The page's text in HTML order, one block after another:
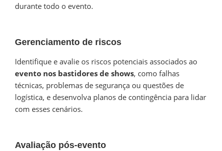
durante todo o evento.
Gerenciamento de riscos
Identifique e avalie os riscos potenciais associados ao
evento nos bastidores de shows, como falhas
técnicas, problemas de segurança ou questões de
logística, e desenvolva planos de contingência para lidar
com esses cenários.
Avaliação pós-evento